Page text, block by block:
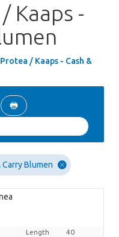
Kaaps -
/ Kaaps - Cash &
Carry Blumen
Length
40